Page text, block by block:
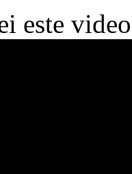
este